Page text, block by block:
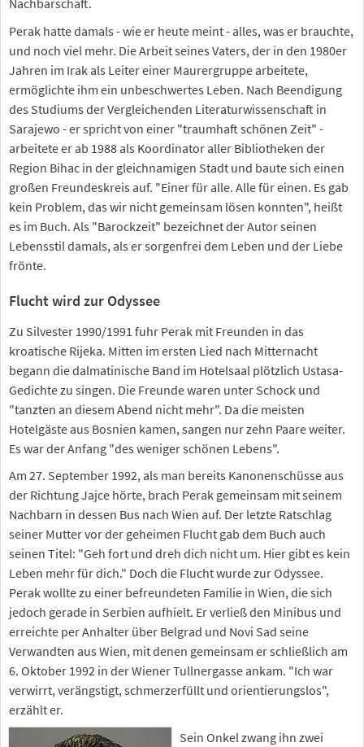
Nachbarschaft.
Perak hatte damals - wie er heute meint - alles, was er brauchte,
und noch viel mehr. Die Arbeit seines Vaters, der in den 1980er
Jahren im Irak als Leiter einer Maurergruppe arbeitete,
ermöglichte ihm ein unbeschwertes Leben. Nach Beendigung
des Studiums der Vergleichenden Literaturwissenschaft in
Sarajewo - er spricht von einer "traumhaft schönen Zeit" -
arbeitete er ab 1988 als Koordinator aller Bibliotheken der
Region Bihac in der gleichnamigen Stadt und baute sich einen
großen Freundeskreis auf. "Einer für alle. Alle für einen. Es gab
kein Problem, das wir nicht gemeinsam lösen konnten", heißt
es im Buch. Als "Barockzeit" bezeichnet der Autor seinen
Lebensstil damals, als er sorgenfrei dem Leben und der Liebe
frönte.
Flucht wird zur Odyssee
Zu Silvester 1990/1991 fuhr Perak mit Freunden in das
kroatische Rijeka. Mitten im ersten Lied nach Mitternacht
begann die dalmatinische Band im Hotelsaal plötzlich Ustasa-
Gedichte zu singen. Die Freunde waren unter Schock und
"tanzten an diesem Abend nicht mehr". Da die meisten
Hotelgäste aus Bosnien kamen, sangen nur zehn Paare weiter.
Es war der Anfang "des weniger schönen Lebens".
Am 27. September 1992, als man bereits Kanonenschüsse aus
der Richtung Jajce hörte, brach Perak gemeinsam mit seinem
Nachbarn in dessen Bus nach Wien auf. Der letzte Ratschlag
seiner Mutter vor der geheimen Flucht gab dem Buch auch
seinen Titel: "Geh fort und dreh dich nicht um. Hier gibt es kein
Leben mehr für dich." Doch die Flucht wurde zur Odyssee.
Perak wollte zu einer befreundeten Familie in Wien, die sich
jedoch gerade in Serbien aufhielt. Er verließ den Minibus und
erreichte per Anhalter über Belgrad und Novi Sad seine
Verwandten aus Wien, mit denen gemeinsam er schließlich am
6. Oktober 1992 in der Wiener Tullnergasse ankam. "Ich war
verwirrt, verängstigt, schmerzerfüllt und orientierungslos",
erzählt er.
Sein Onkel zwang ihn zwei